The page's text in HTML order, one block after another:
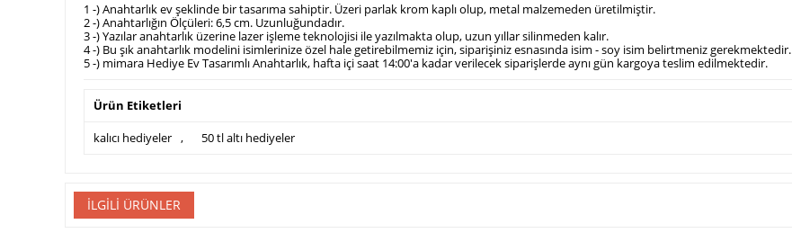
1 -) Anahtarlık ev şeklinde bir tasarıma sahiptir. Üzeri parlak krom kaplı olup, metal malzemeden üretilmiştir.
2 -) Anahtarlığın Ölçüleri: 6,5 cm. Uzunluğundadır.
3 -) Yazılar anahtarlık üzerine lazer işleme teknolojisi ile yazılmakta olup, uzun yıllar silinmeden kalır.
4 -) Bu şık anahtarlık modelini isimlerinize özel hale getirebilmemiz için, siparişiniz esnasında isim - soy isim belirtmeniz gerekmektedir.
5 -) mimara Hediye Ev Tasarımlı Anahtarlık, hafta içi saat 14:00'a kadar verilecek siparişlerde aynı gün kargoya teslim edilmektedir.
Ürün Etiketleri
kalıcı hediyeler , 50 tl altı hediyeler
İLGILI ÜRÜNLER